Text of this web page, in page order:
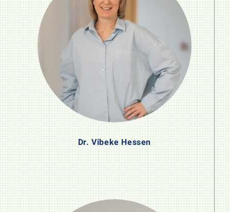
Dr. Vibeke Hessen